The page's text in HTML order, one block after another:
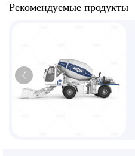
Рекомендуемые продукты